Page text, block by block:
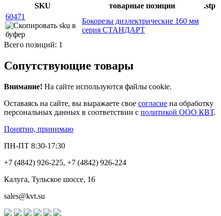
SKU
товарные позиции
.stp
60471
Бокорезы диэлектрические 160 мм
серия СТАНДАРТ
Всего позиций: 1
Сопутствующие товары
Внимание! На сайте используются файлы cookie.
Оставаясь на сайте, вы выражаете свое согласие на обработку
персональных данных в соответствии с политикой ООО КВТ.
Понятно, принимаю
ПН-ПТ 8:30-17:30
+7 (4842) 926-225, +7 (4842) 926-224
Калуга, Тульское шоссе, 16
sales@kvt.su